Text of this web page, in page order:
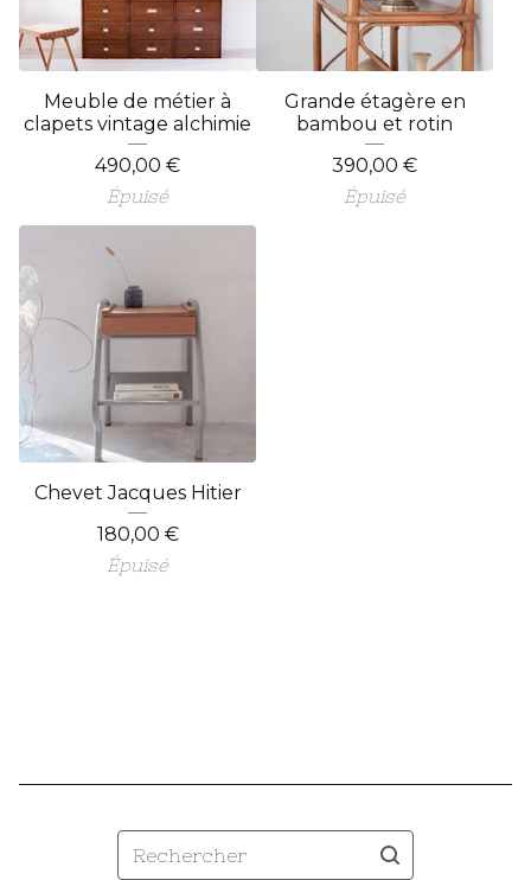
Meuble de métier à
clapets vintage alchimie
490,00 €
Épuisé
Grande étagère en
bambou et rotin
390,00 €
Épuisé
Chevet Jacques Hitier
180,00 €
Épuisé